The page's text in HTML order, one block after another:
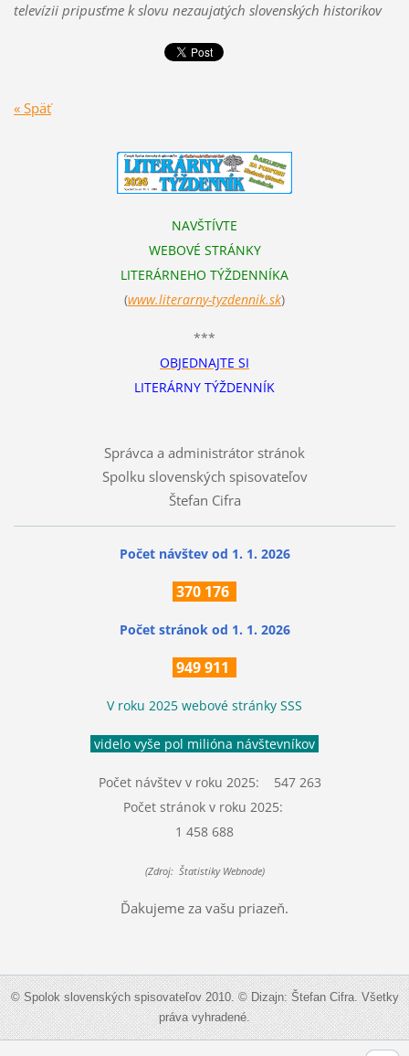
televízii pripusťme k slovu nezaujatých slovenských historikov
« Späť
NAVŠTÍVTE
WEBOVÉ STRÁNKY
LITERÁRNEHO TÝŽDENNÍKA
(www.literarny-tyzdennik.sk)
***
OBJEDNAJTE SI
LITERÁRNY TÝŽDENNÍK
Správca a administrátor stránok
Spolku slovenských spisovateľov
Štefan Cifra
Počet návštev od 1. 1. 2026
370 176
Počet stránok od 1. 1. 2026
949 911
V roku 2025 webové stránky SSS
videlo vyše pol milióna návštevníkov
Počet návštev v roku 2025: 547 263
Počet stránok v roku 2025:
1 458 688
(Zdroj: Štatistiky Webnode)
Ďakujeme za vašu priazeň.
© Spolok slovenských spisovateľov 2010. © Dizajn: Štefan Cifra. Všetky
práva vyhradené.